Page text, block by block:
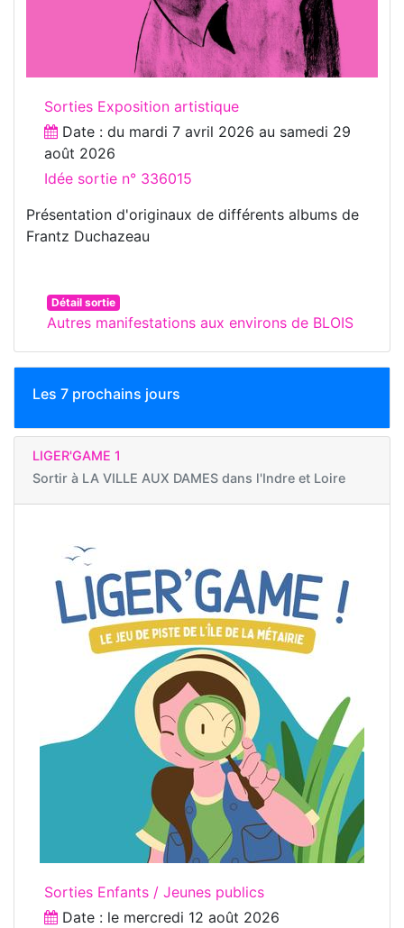
Sorties Exposition artistique
Date : du mardi 7 avril 2026 au samedi 29
août 2026
Idée sortie n° 336015
Présentation d'originaux de différents albums de
Frantz Duchazeau
Détail sortie
Autres manifestations aux environs de BLOIS
Les 7 prochains jours
LIGER'GAME 1
Sortir à LA VILLE AUX DAMES dans l'Indre et Loire
Sorties Enfants / Jeunes publics
Date : le mercredi 12 août 2026